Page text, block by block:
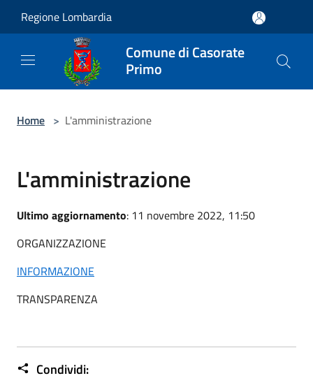
Regione Lombardia
Comune di Casorate
Primo
Home > L'amministrazione
L'amministrazione
Ultimo aggiornamento: 11 novembre 2022, 11:50
ORGANIZZAZIONE
INFORMAZIONE
TRANSPARENZA
Condividi: